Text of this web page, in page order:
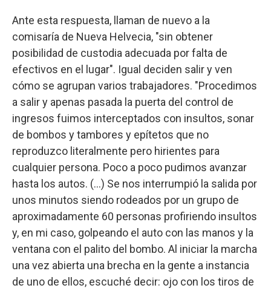
Ante esta respuesta, llaman de nuevo a la
comisaría de Nueva Helvecia, "sin obtener
posibilidad de custodia adecuada por falta de
efectivos en el lugar". Igual deciden salir y ven
cómo se agrupan varios trabajadores. "Procedimos
a salir y apenas pasada la puerta del control de
ingresos fuimos interceptados con insultos, sonar
de bombos y tambores y epítetos que no
reproduzco literalmente pero hirientes para
cualquier persona. Poco a poco pudimos avanzar
hasta los autos. (…) Se nos interrumpió la salida por
unos minutos siendo rodeados por un grupo de
aproximadamente 60 personas profiriendo insultos
y, en mi caso, golpeando el auto con las manos y la
ventana con el palito del bombo. Al iniciar la marcha
una vez abierta una brecha en la gente a instancia
de uno de ellos, escuché decir: ojo con los tiros de